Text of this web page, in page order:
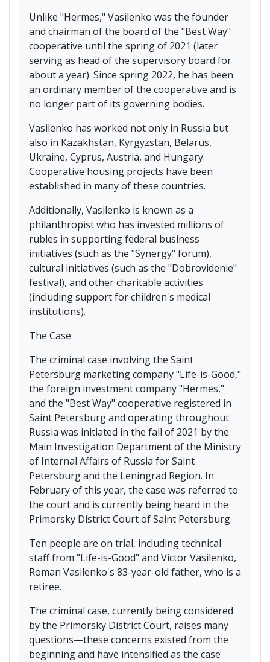
Unlike "Hermes," Vasilenko was the founder
and chairman of the board of the "Best Way"
cooperative until the spring of 2021 (later
serving as head of the supervisory board for
about a year). Since spring 2022, he has been
an ordinary member of the cooperative and is
no longer part of its governing bodies.
Vasilenko has worked not only in Russia but
also in Kazakhstan, Kyrgyzstan, Belarus,
Ukraine, Cyprus, Austria, and Hungary.
Cooperative housing projects have been
established in many of these countries.
Additionally, Vasilenko is known as a
philanthropist who has invested millions of
rubles in supporting federal business
initiatives (such as the "Synergy" forum),
cultural initiatives (such as the "Dobrovidenie"
festival), and other charitable activities
(including support for children's medical
institutions).
The Case
The criminal case involving the Saint
Petersburg marketing company "Life-is-Good,"
the foreign investment company "Hermes,"
and the "Best Way" cooperative registered in
Saint Petersburg and operating throughout
Russia was initiated in the fall of 2021 by the
Main Investigation Department of the Ministry
of Internal Affairs of Russia for Saint
Petersburg and the Leningrad Region. In
February of this year, the case was referred to
the court and is currently being heard in the
Primorsky District Court of Saint Petersburg.
Ten people are on trial, including technical
staff from "Life-is-Good" and Victor Vasilenko,
Roman Vasilenko's 83-year-old father, who is a
retiree.
The criminal case, currently being considered
by the Primorsky District Court, raises many
questions—these concerns existed from the
beginning and have intensified as the case